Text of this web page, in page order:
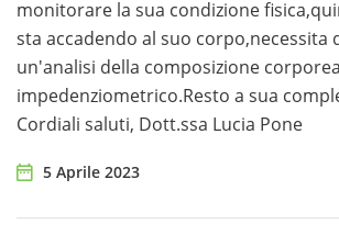
monitorare la sua condizione
sta accadendo al suo corpo,necessita
un'analisi della composizione
impedenziometrico.Resto a sua
Cordiali saluti, Dott.ssa Lucia Pone
5 Aprile 2023